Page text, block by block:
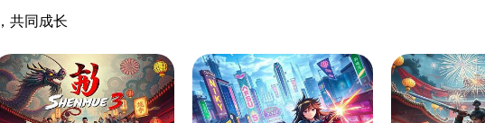
共同成长